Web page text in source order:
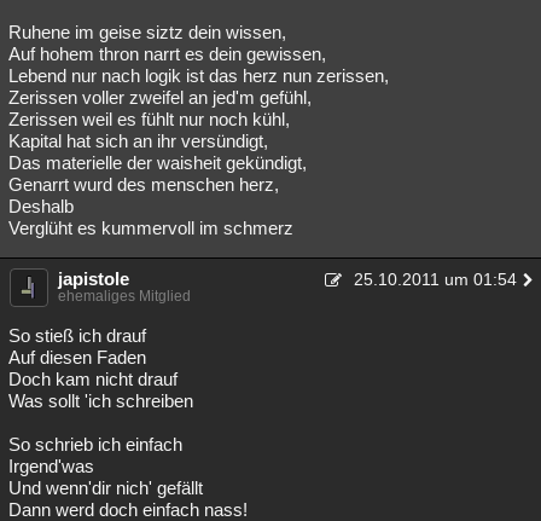
Ruhene im geise siztz dein wissen,
Auf hohem thron narrt es dein gewissen,
Lebend nur nach logik ist das herz nun zerissen,
Zerissen voller zweifel an jed'm gefühl,
Zerissen weil es fühlt nur noch kühl,
Kapital hat sich an ihr versündigt,
Das materielle der waisheit gekündigt,
Genarrt wurd des menschen herz,
Deshalb
Verglüht es kummervoll im schmerz
japistole 25.10.2011 um 01:54
ehemaliges Mitglied
So stieß ich drauf
Auf diesen Faden
Doch kam nicht drauf
Was sollt 'ich schreiben
So schrieb ich einfach
Irgend'was
Und wenn'dir nich' gefällt
Dann werd doch einfach nass!